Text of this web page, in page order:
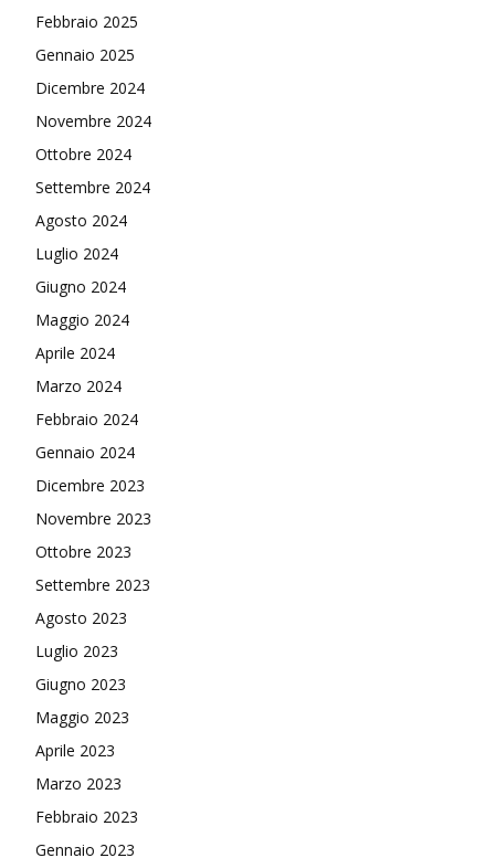
Febbraio 2025
Gennaio 2025
Dicembre 2024
Novembre 2024
Ottobre 2024
Settembre 2024
Agosto 2024
Luglio 2024
Giugno 2024
Maggio 2024
Aprile 2024
Marzo 2024
Febbraio 2024
Gennaio 2024
Dicembre 2023
Novembre 2023
Ottobre 2023
Settembre 2023
Agosto 2023
Luglio 2023
Giugno 2023
Maggio 2023
Aprile 2023
Marzo 2023
Febbraio 2023
Gennaio 2023